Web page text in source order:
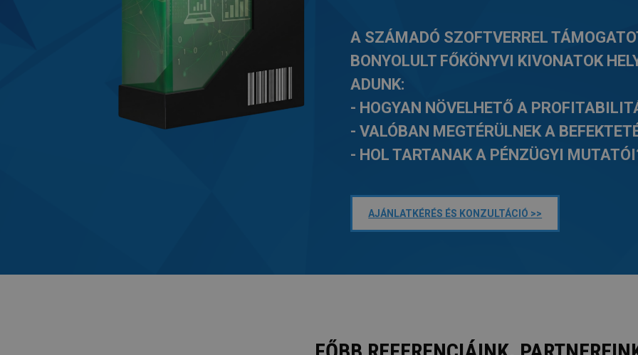
A SZÁMADÓ SZOFTVERREL
BONYOLULT FŐKÖNYVI KIVONATOK
ADUNK:
- HOGYAN NÖVELHETŐ A
- VALÓBAN MEGTÉRÜLNEK A
- HOL TARTANAK A PÉNZÜGYI
AJÁNLATKÉRÉS ÉS KONZULTÁCIÓ >>